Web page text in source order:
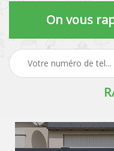
On vous